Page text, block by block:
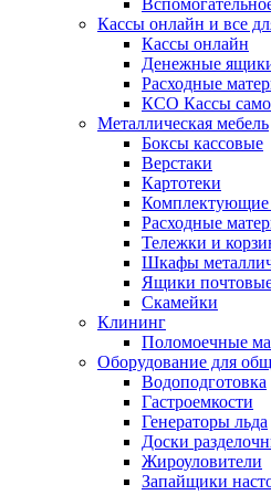
Кассы онлайн и все
Кассы онлайн
Денежные
Расходные
КСО Кассы
Металлическая мебель
Боксы кассовые
Верстаки
Картотеки
Комплектующие
Расходные
Тележки и
Шкафы
Ящики
Скамейки
Клининг
Поломоечные
Оборудование для
Водоподготовка
Гастроемкости
Генераторы льда
Доски
Жироуловители
Запайщики